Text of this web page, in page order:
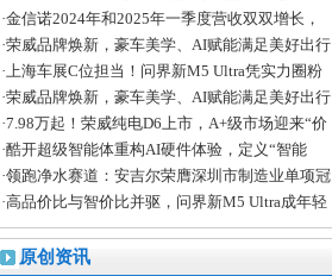
103%，海外业务收入增长29.16%
·金信诺2024年和2025年一季度营收双双增长，
创新成果显著
·荣威品牌焕新，豪车美学、AI赋能满足美好出行
的所有想象
·上海车展C位担当！问界新M5 Ultra凭实力圈粉
年轻群体
·荣威品牌焕新，豪车美学、AI赋能满足美好出行
的所有想象
·7.98万起！荣威纯电D6上市，A+级市场迎来“价
值王者”
·酷开超级智能体重构AI硬件体验，定义“智能
体”新物种
·领跑净水赛道：安吉尔荣膺深圳市制造业单项冠
军称号
·高品价比与智价比并驱，问界新M5 Ultra成年轻
人购车首选
原创资讯